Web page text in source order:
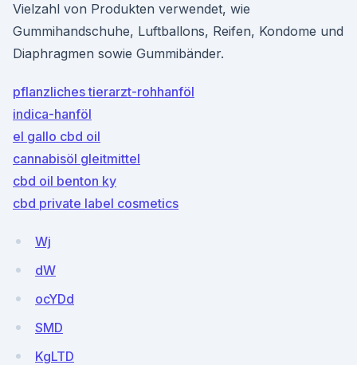
Vielzahl von Produkten verwendet, wie
Gummihandschuhe, Luftballons, Reifen, Kondome und
Diaphragmen sowie Gummibänder.
pflanzliches tierarzt-rohhanföl
indica-hanföl
el gallo cbd oil
cannabisöl gleitmittel
cbd oil benton ky
cbd private label cosmetics
Wj
dW
ocYDd
SMD
KgLTD